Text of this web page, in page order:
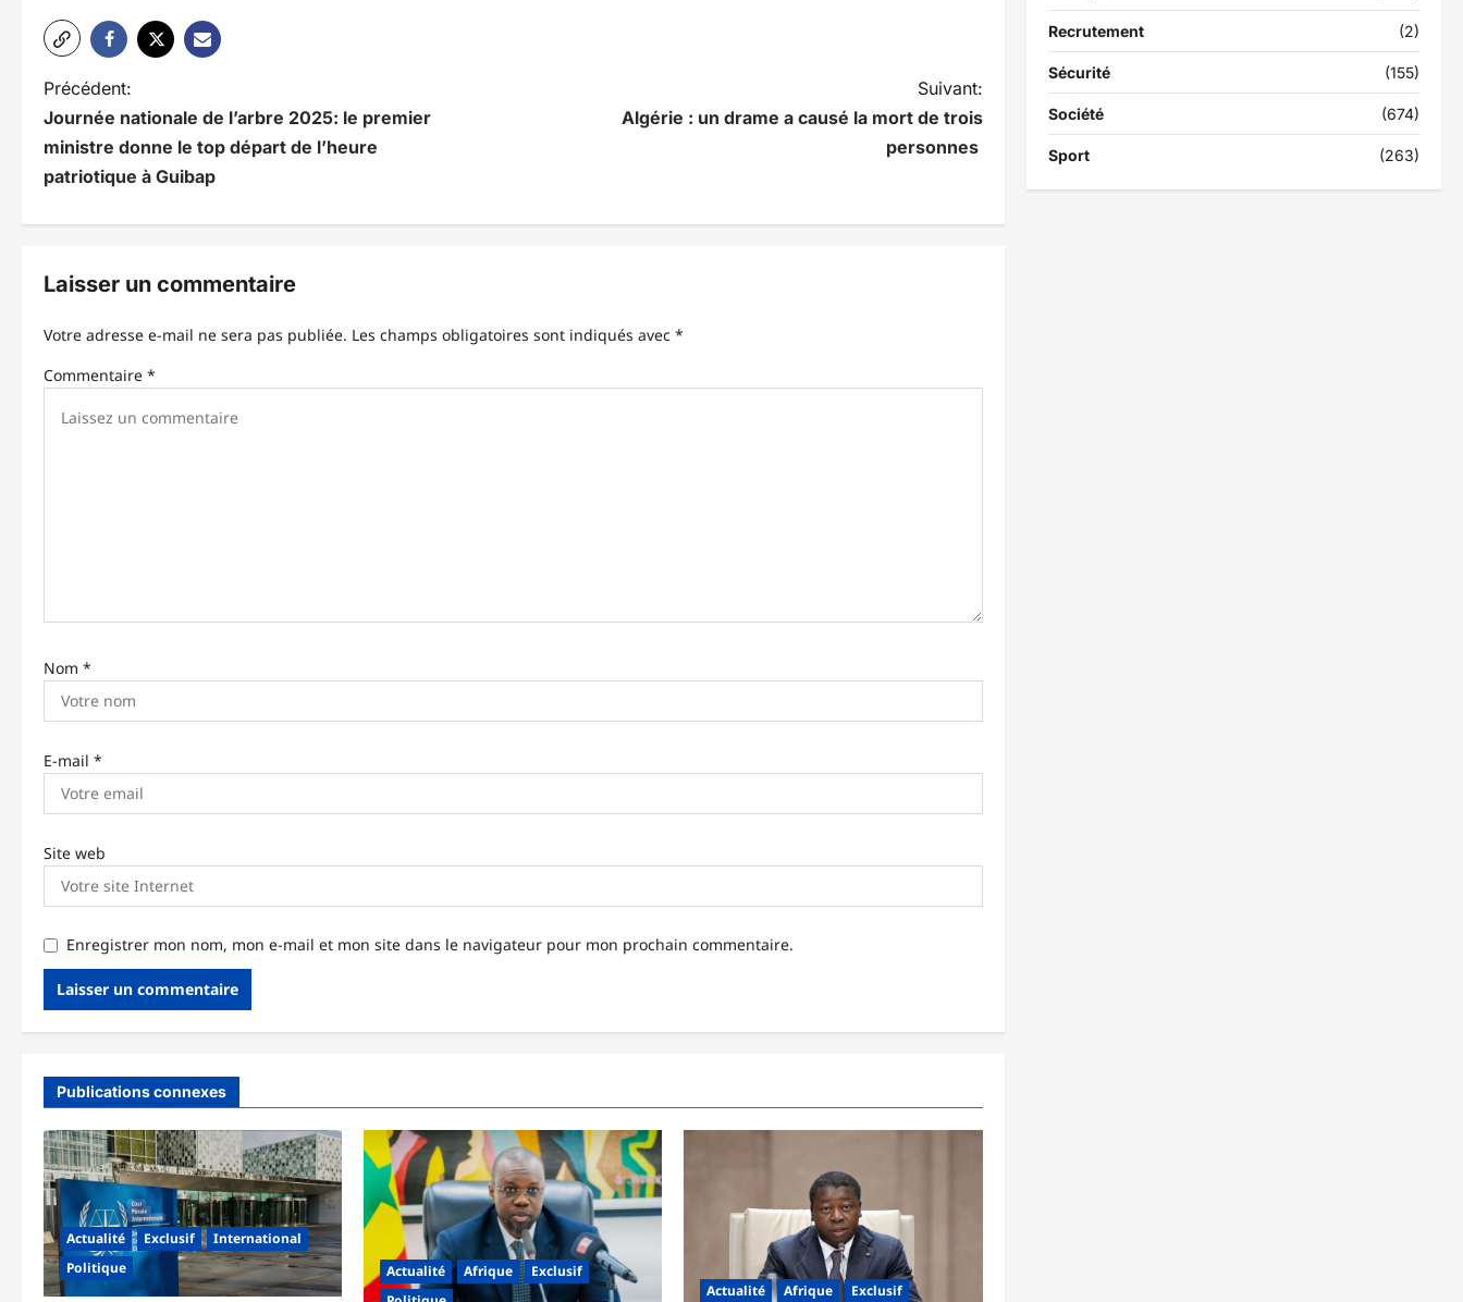
N
a
v
a
t
i
i
c
l
Précédent:
Journée nationale de l’arbre 2025: le premier
ministre donne le top départ de l’heure
patriotique à Guibap
Suivant:
Algérie : un drame a causé la mort de trois
personnes
Laisser un commentaire
Votre adresse e-mail ne sera pas publiée. Les champs obligatoires sont indiqués avec *
Commentaire *
Nom *
E-mail *
Site web
Enregistrer mon nom, mon e-mail et mon site dans le navigateur pour mon prochain commentaire.
Publications connexes
Actualité Exclusif
International
Politique
Actualité Afrique
Exclusif
Actualité Afrique Exclusif
Recrutement (2)
Sécurité (155)
Société (674)
Sport (263)